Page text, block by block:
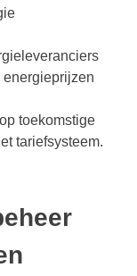
toekomstige
tariefsysteem.